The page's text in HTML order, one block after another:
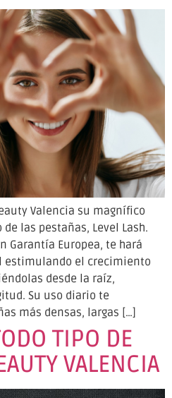
Valencia su magnífico
las pestañas, Level Lash.
Garantía Europea, te hará
estimulando el crecimiento
desde la raíz,
Su uso diario te
más densas, largas […]
TIPO DE
VALENCIA